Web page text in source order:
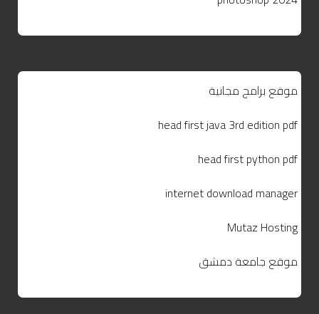
موقع برامج مجانية
head first java 3rd edition pdf
head first python pdf
internet download manager
Mutaz Hosting
موقع جامعة دمشق